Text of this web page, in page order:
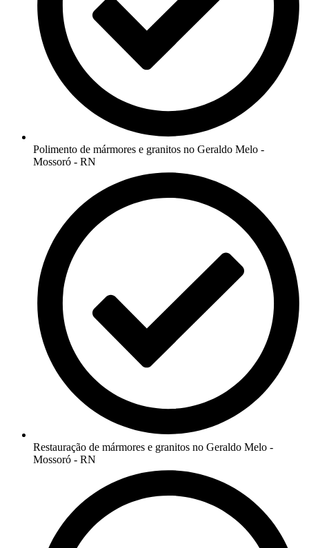
Polimento de mármores e granitos no Geraldo Melo -
Mossoró - RN
Restauração de mármores e granitos no Geraldo Melo -
Mossoró - RN